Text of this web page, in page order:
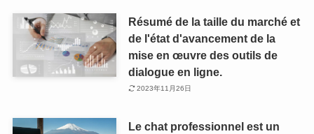
Résumé de la taille du marché et
de l'état d'avancement de la
mise en œuvre des outils de
dialogue en ligne.
2023年11月26日
Le chat professionnel est un